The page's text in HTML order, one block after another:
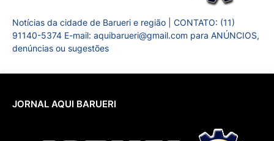
Notícias da cidade de Barueri e região | CONTATO: (11)
91140-5374 E-mail: aquibarueri@gmail.com para ANÚNCIOS,
denúncias ou sugestões
JORNAL AQUI BARUERI